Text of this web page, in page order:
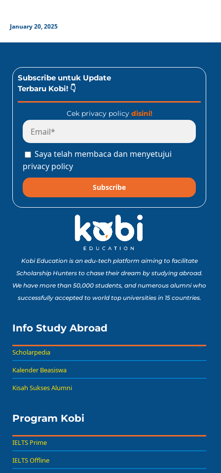
January 20, 2025
Subscribe untuk Update
Terbaru Kobi! 👇
Cek privacy policy disini!
Saya telah membaca dan menyetujui
privacy policy
Subscribe
Kobi Education is an edu-tech platform aiming to facilitate
Scholarship Hunters to chase their dream by studying abroad.
We have more than 50,000 students, and numerous alumni who
successfully accepted to world top universities in 15 countries.
Info Study Abroad
Scholarpedia
Kalender Beasiswa
Kisah Sukses Alumni
Program Kobi
IELTS Prime
IELTS Offline